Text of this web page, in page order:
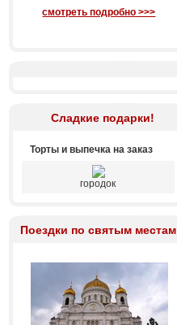
смотреть подробно >>>
Сладкие подарки!
Торты и выпечка на заказ
городок
Поездки по святым местам